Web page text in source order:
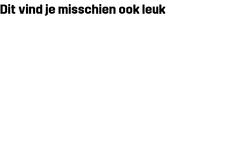
Dit vind je misschien ook leuk